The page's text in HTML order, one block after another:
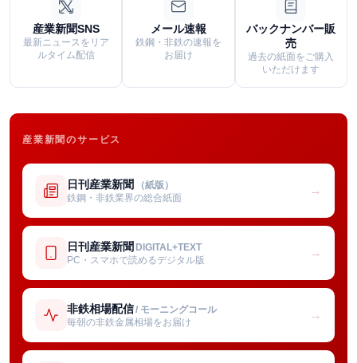
産業新聞SNS
最新ニュースをリア
ルタイム配信
メール速報
鉄鋼・非鉄の速報を
お届け
バックナンバー販
売
過去の紙面をご購入
いただけます
産業新聞のサービス
日刊産業新聞 （紙版）
鉄鋼・非鉄業界の総合紙面
→
日刊産業新聞 DIGITAL+TEXT
PC・スマホで読めるデジタル版
→
非鉄相場配信/ モーニングコール
毎朝の非鉄金属相場をお届け
→